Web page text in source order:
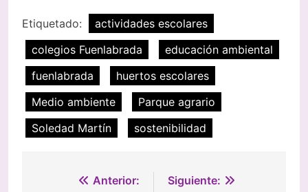
Etiquetado:
actividades escolares
colegios Fuenlabrada
educación ambiental
fuenlabrada
huertos escolares
Medio ambiente
Parque agrario
Soledad Martín
sostenibilidad
Navegación
Anterior:
Siguiente: